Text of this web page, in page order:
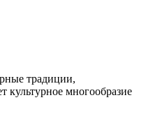
традиции,
культурное многообразие